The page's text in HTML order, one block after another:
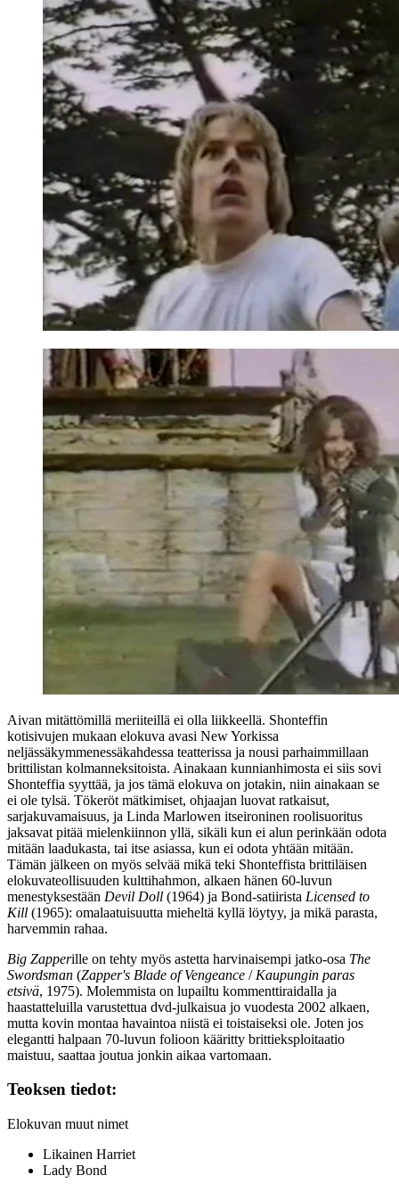
Aivan mitättömillä meriiteillä ei olla liikkeellä. Shonteffin
kotisivujen mukaan elokuva avasi New Yorkissa
neljässäkymmenessäkahdessa teatterissa ja nousi parhaimmillaan
brittilistan kolmanneksitoista. Ainakaan kunnianhimosta ei siis sovi
Shonteffia syyttää, ja jos tämä elokuva on jotakin, niin ainakaan se
ei ole tylsä. Tökeröt mätkimiset, ohjaajan luovat ratkaisut,
sarjakuvamaisuus, ja Linda Marlowen itseironinen roolisuoritus
jaksavat pitää mielenkiinnon yllä, sikäli kun ei alun perinkään odota
mitään laadukasta, tai itse asiassa, kun ei odota yhtään mitään.
Tämän jälkeen on myös selvää mikä teki Shonteffista brittiläisen
elokuvateollisuuden kulttihahmon, alkaen hänen 60‑luvun
menestyksestään Devil Doll (1964) ja Bond-satiirista Licensed to
Kill (1965): omalaatuisuutta mieheltä kyllä löytyy, ja mikä parasta,
harvemmin rahaa.
Big Zapperille on tehty myös astetta harvinaisempi jatko‑osa The
Swordsman (Zapper's Blade of Vengeance / Kaupungin paras
etsivä, 1975). Molemmista on lupailtu kommenttiraidalla ja
haastatteluilla varustettua dvd‑julkaisua jo vuodesta 2002 alkaen,
mutta kovin montaa havaintoa niistä ei toistaiseksi ole. Joten jos
elegantti halpaan 70‑luvun folioon kääritty brittieksploitaatio
maistuu, saattaa joutua jonkin aikaa vartomaan.
Teoksen tiedot:
Elokuvan muut nimet
Likainen Harriet
Lady Bond